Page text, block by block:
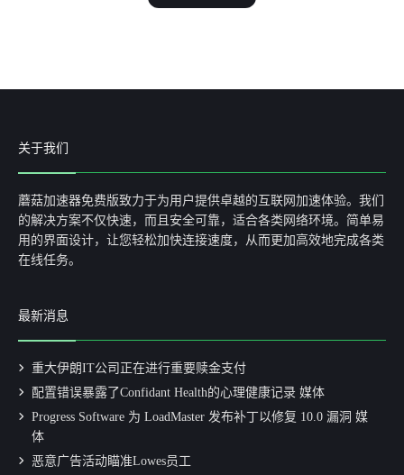
关于我们
蘑菇加速器免费版致力于为用户提供卓越的互联网加速体验。我们
的解决方案不仅快速，而且安全可靠，适合各类网络环境。简单易
用的界面设计，让您轻松加快连接速度，从而更加高效地完成各类
在线任务。
最新消息
重大伊朗IT公司正在进行重要赎金支付
配置错误暴露了Confidant Health的心理健康记录 媒体
Progress Software 为 LoadMaster 发布补丁以修复 10.0 漏洞 媒
体
恶意广告活动瞄准Lowes员工